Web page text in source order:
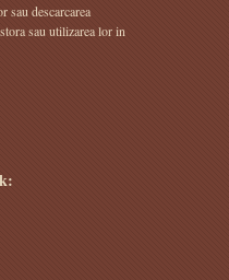
sau descarcarea
sau utilizarea lor in